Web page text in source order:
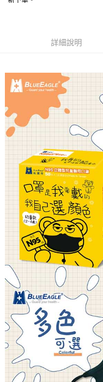
１．於結帳方式選擇「AFTEE先享
ATM／網路銀行／等多元方式進
※ 請注意：結帳手續完成當下不
※ 交易是否成功請以「AFTEE先
是否繳費成功／繳費後需取消欲退
客戶支援中心」https://
１．透過由恩沛科技股份有限公司
易，需依本服務之必要範圍內提供
權轉讓予恩沛科技股份有限公司。
２．關於個人資料處理事宜，請瀏
https://aftee.tw/terms/#terms3
３．未成年的使用者請事先徵得
「AFTEE先享後付」，若未經同
４．使用「AFTEE先享後付」時
時審查核予不同之上限額度；若
請求用戶進行身份認證。
５．嚴禁一人註冊多個帳號或使用
恩沛科技股份有限公司將有權停
付款後7-11取貨
每筆NT$60，滿NT$2,000(含以
一般地區宅配<如偏遠地區會
內「偏遠地區宅配」>
每筆NT$90，滿NT$2,000(含
🚚偏遠地區宅配<請務必選擇
會員需知→偏遠地區配送事項』
每筆NT$120
🚢離島配送
每筆NT$250
詳細說明